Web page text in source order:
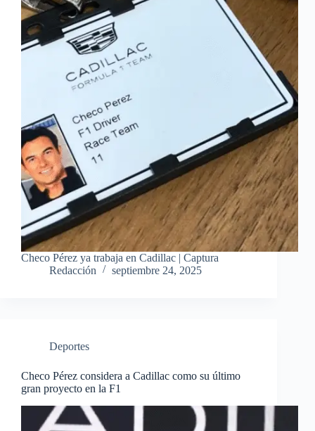
Checo Pérez ya trabaja en Cadillac | Captura
Redacción
septiembre 24, 2025
Deportes
Checo Pérez considera a Cadillac como su último
gran proyecto en la F1